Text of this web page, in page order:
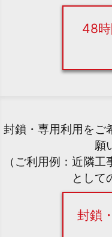
48
封鎖・専用利用をご
願
（ご利用例：近隣
として
封鎖